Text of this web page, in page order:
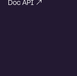
Doc API